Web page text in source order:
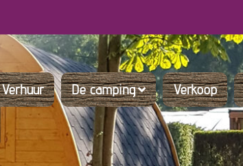
Verhuur De camping Verkoop